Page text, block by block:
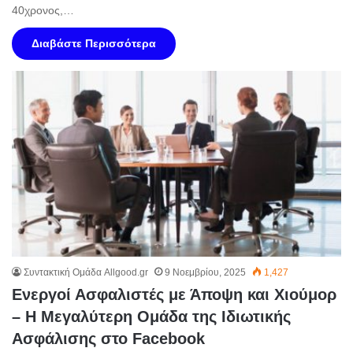
40χρονος,…
Διαβάστε Περισσότερα
Συντακτική Ομάδα Allgood.gr 9 Νοεμβρίου, 2025 1,427
Ενεργοί Ασφαλιστές με Άποψη και Χιούμορ
– Η Μεγαλύτερη Ομάδα της Ιδιωτικής
Ασφάλισης στο Facebook